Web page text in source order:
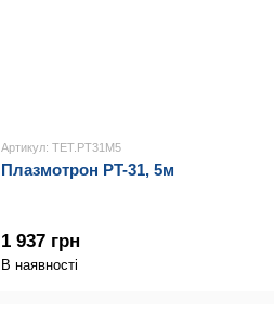
Артикул: TET.PT31M5
Плазмотрон PT-31, 5м
1 937 грн
В наявності